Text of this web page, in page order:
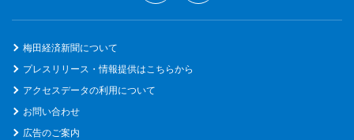
梅田経済新聞について
プレスリリース・情報提供はこちらから
アクセスデータの利用について
お問い合わせ
広告のご案内